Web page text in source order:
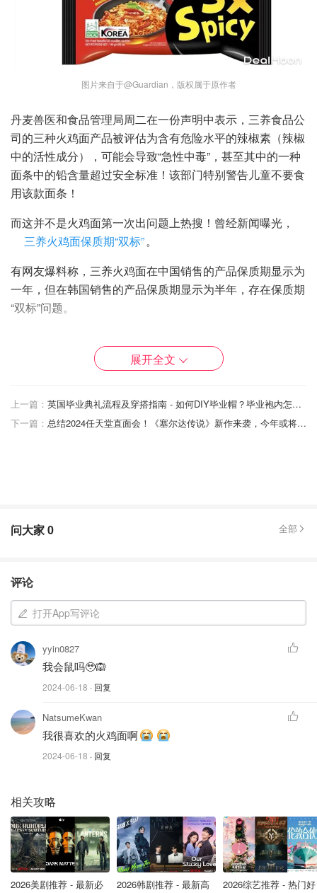
图片来自于@Guardian，版权属于原作者
丹麦兽医和食品管理局周二在一份声明中表示，三养食品公
司的三种火鸡面产品被评估为含有危险水平的辣椒素（辣椒
中的活性成分），可能会导致“急性中毒”，甚至其中的一种
面条中的铅含量超过安全标准！该部门特别警告儿童不要食
用该款面条！
而这并不是火鸡面第一次出问题上热搜！曾经新闻曝光，
三养火鸡面保质期“双标”。
有网友爆料称，三养火鸡面在中国销售的产品保质期显示为
一年，但在韩国销售的产品保质期显示为半年，存在保质期
“双标”问题。
新闻记者查阅韩国三养食品官方网站发现，该网站上，同款
产品，在选择韩文版时，关于产品保质期显示为6个月。而
切换至中文版和英文版后，同款产品的保质期则显示为1
有媒体曝光，在国内销售的三养旗下三款方便面食品，也被
相关质检部门检测出过氧化值超标的问题。业内人士分析
质了。若长期摄入可能会引发致癌风险。”
三养公司书面回应称，三养食品的方便面生产的都是在韩国
期限，所以不仅是中国，出口到其他国家和地区的方便面保
质期同样为一年。
巴黎水Perrier被粪便污染！200万瓶将
被销毁……Tap Water之后瓶装水都暴
展开全文
上一篇：
英国毕业典礼流程及穿搭指南 - 如何DIY毕业帽？毕业袍内怎么穿？
下一篇：
总结2024任天堂直面会！《塞尔达传说》新作来袭，今年或将成为Switch的最后一舞？
问大家0 全部
评论
打开App写评论
yyin0827
我会鼠吗🥹🙉
2024-06-18 · 回复
NatsumeKwan
我很喜欢的火鸡面啊
2024-06-18 · 回复
相关攻略
2026美剧推荐 - 最新必
2026韩剧推荐 - 最新高
2026综艺推荐 - 热门好